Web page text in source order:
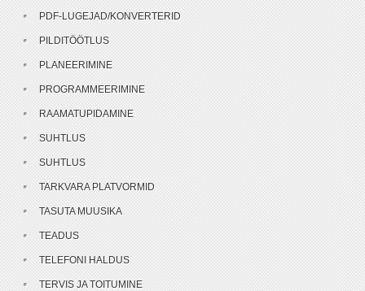
PDF-LUGEJAD/KONVERTERID
PILDITÖÖTLUS
PLANEERIMINE
PROGRAMMEERIMINE
RAAMATUPIDAMINE
SUHTLUS
SUHTLUS
TARKVARA PLATVORMID
TASUTA MUUSIKA
TEADUS
TELEFONI HALDUS
TERVIS JA TOITUMINE